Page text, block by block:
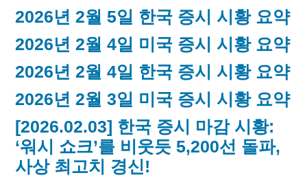
2026년 2월 5일 한국 증시 시황 요약
2026년 2월 4일 미국 증시 시황 요약
2026년 2월 4일 한국 증시 시황 요약
2026년 2월 3일 미국 증시 시황 요약
[2026.02.03] 한국 증시 마감 시황:
‘워시 쇼크’를 비웃듯 5,200선 돌파,
사상 최고치 경신!